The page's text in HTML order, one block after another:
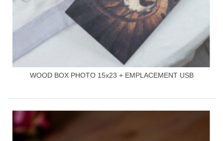
WOOD BOX PHOTO 15x23 + EMPLACEMENT USB